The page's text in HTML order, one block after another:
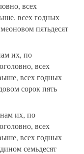
всех
всех годных
пятьдесят
их, по
всех
всех годных
сорок пять
их, по
всех
всех годных
семьдесят